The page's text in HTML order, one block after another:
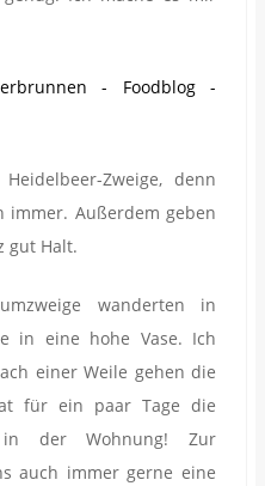
Zweige, denn
immer. Außerdem geben
gut Halt.
wanderten in
in eine hohe Vase. Ich
einer Weile gehen die
für ein paar Tage die
in der Wohnung! Zur
auch immer gerne eine